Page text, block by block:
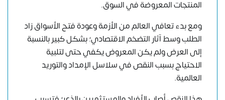
المنتجات المعروضة في السوق.
ومع بدء تعافي العالم من الأزمة وعودة فتح الأسواق زاد
الطلب وسط آثار التضخم الاقتصادي؛ بشكل كبير بالنسبة
إلى العرض ولم يكن المعروض يكفي حتى لتلبية
الاحتياج بسبب النقص في سلاسل الإمداد والتوريد
العالمية.